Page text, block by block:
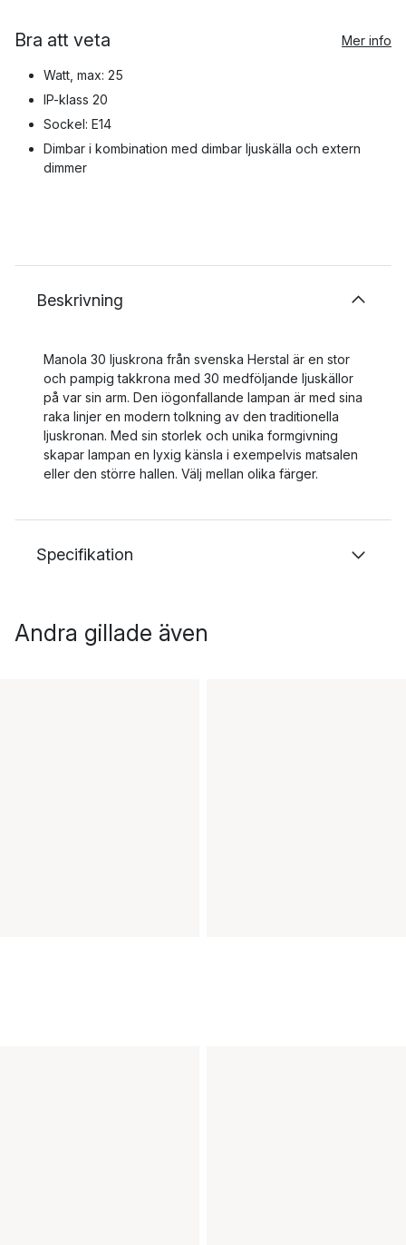
Bra att veta Mer info
Watt, max: 25
IP-klass 20
Sockel: E14
Dimbar i kombination med dimbar ljuskälla och extern
dimmer
Beskrivning
Manola 30 ljuskrona från svenska Herstal är en stor
och pampig takkrona med 30 medföljande ljuskällor
på var sin arm. Den iögonfallande lampan är med sina
raka linjer en modern tolkning av den traditionella
ljuskronan. Med sin storlek och unika formgivning
skapar lampan en lyxig känsla i exempelvis matsalen
eller den större hallen. Välj mellan olika färger.
Specifikation
Andra gillade även